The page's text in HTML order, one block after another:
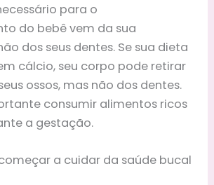
para o
do bebê vem da sua
dos seus dentes. Se sua dieta
cálcio, seu corpo pode retirar
ossos, mas não dos dentes.
consumir alimentos ricos
a gestação.
a cuidar da saúde bucal